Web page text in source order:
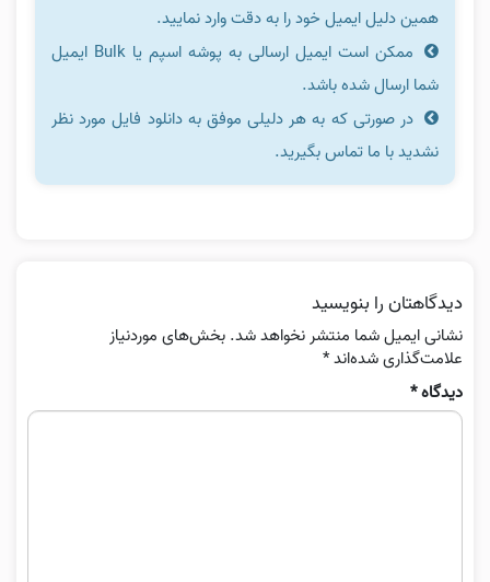
همین دلیل ایمیل خود را به دقت وارد نمایید.
ممکن است ایمیل ارسالی به پوشه اسپم یا Bulk ایمیل
شما ارسال شده باشد.
در صورتی که به هر دلیلی موفق به دانلود فایل مورد نظر
نشدید با ما تماس بگیرید.
دیدگاهتان را بنویسید
نشانی ایمیل شما منتشر نخواهد شد. بخش‌های موردنیاز
علامت‌گذاری شده‌اند*
دیدگاه*